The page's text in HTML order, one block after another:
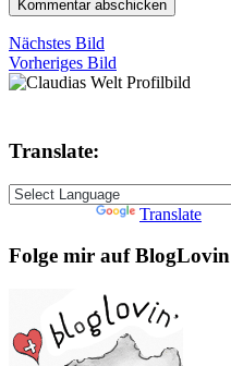
Nächstes Bild
Vorheriges Bild
Translate:
Translate
Folge mir auf BlogLovin